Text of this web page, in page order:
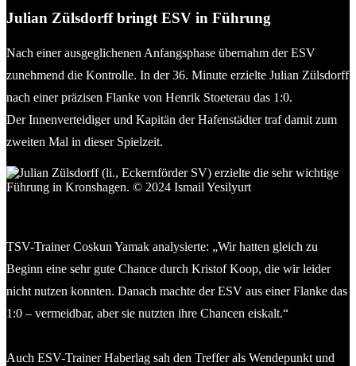
Julian Zülsdorff bringt ESV in Führung
Nach einer ausgeglichenen Anfangsphase übernahm der ESV
zunehmend die Kontrolle. In der 36. Minute erzielte Julian Zülsdorff
nach einer präzisen Flanke von Henrik Stoeterau das 1:0.
Der Innenverteidiger und Kapitän der Hafenstädter traf damit zum
zweiten Mal in dieser Spielzeit.
TSV-Trainer Coskun Yamak analysierte: „Wir hatten gleich zu
Beginn eine sehr gute Chance durch Kristof Koop, die wir leider
nicht nutzen konnten. Danach machte der ESV aus einer Flanke das
1:0 – vermeidbar, aber sie nutzten ihre Chancen eiskalt.“
Auch ESV-Trainer Haberlag sah den Treffer als Wendepunkt und